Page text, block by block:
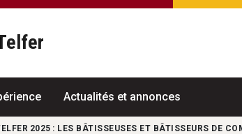
Actualités et annonces
2025 : LES BÂTISSEUSES ET BÂTISSEURS DE